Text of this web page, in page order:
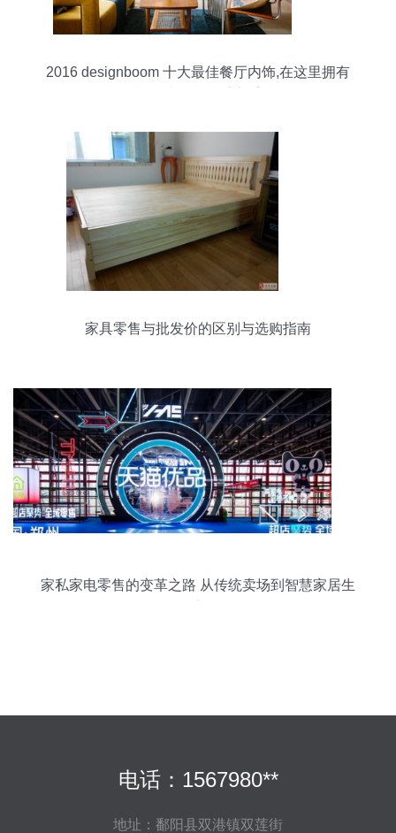
2016 designboom 十大最佳餐厅内饰,在这里拥有
家具零售与批发价的区别与选购指南
家私家电零售的变革之路 从传统卖场到智慧家居生
电话：1567980**
地址：鄱阳县双港镇双莲街